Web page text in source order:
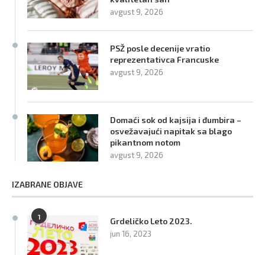
avgust 9, 2026
PSŽ posle decenije vratio
reprezentativca Francuske
avgust 9, 2026
Domaći sok od kajsija i đumbira –
osvežavajući napitak sa blago
pikantnom notom
avgust 9, 2026
IZABRANE OBJAVE
1 Grdeličko Leto 2023.
jun 16, 2023